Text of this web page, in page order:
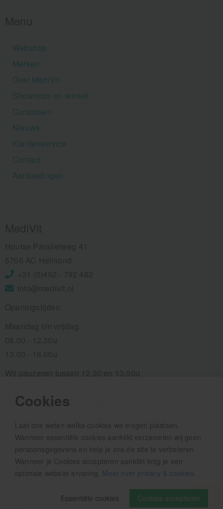
Cookies
Laat ons weten welke cookies we mogen plaatsen.
Wanneer essentiële cookies aanklikt verzamelen wij geen
persoonsgegevens en help je ons de site te verbeteren.
Wanneer je Cookies accepteren aanklikt krijg je een
optimale website ervaring. Meer over privacy & cookies
Cookies accepteren
Essentiële cookies
Webshop
Merken
Over MediVit
Showroom en winkel
Cursussen
Nieuws
Klantenservice
Contact
Aanbiedingen
Aanmelden nieuwsbrief
Als eerste op de hoogte zijn van het laatste nieuws: